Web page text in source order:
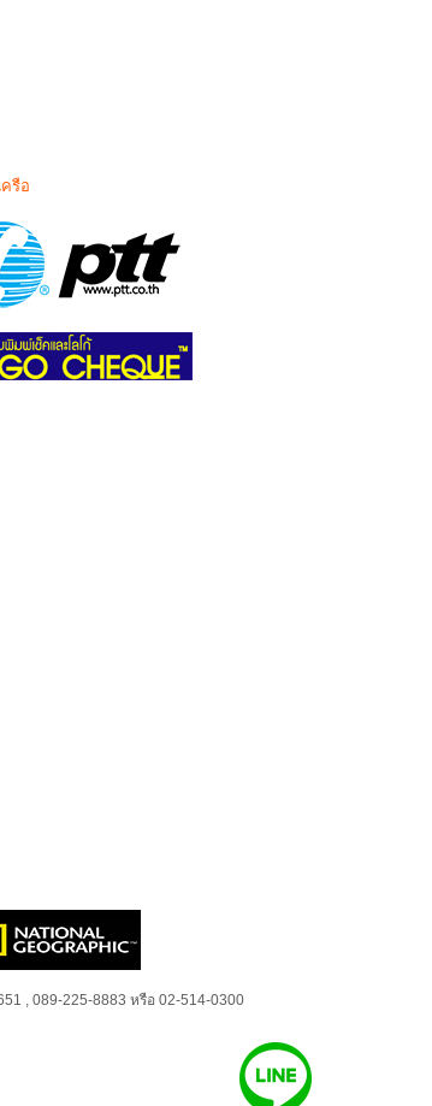
ครือ
, 089-225-8883 หรือ 02-514-0300